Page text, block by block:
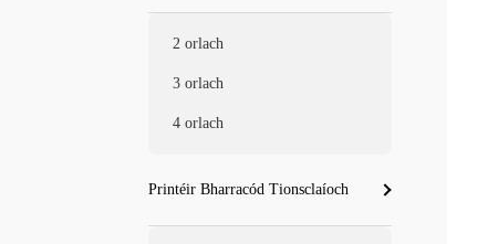
2 orlach
3 orlach
4 orlach
Printéir Bharracód Tionsclaíoch